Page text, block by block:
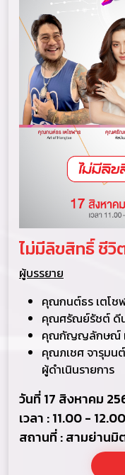
ไม่มีลิขสิทธิ์ ชีวิ
ผู้บรรยาย
คุณกนต์ธร เตโช
คุณศรัณย์รัชต์ ดี
คุณกัญญลักษณ์ มิ
คุณภเชศ จารุมน
ผู้ดําเนินรายการ
วันที่ 17 สิงหาคม
เวลา : 11.00 -
สถานที่ : สามย่านมิ